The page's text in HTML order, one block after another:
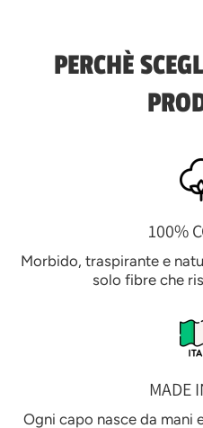
PERCHÈ
100%
Morbido, traspirante e
solo fibre che
MADE
Ogni capo nasce da mani